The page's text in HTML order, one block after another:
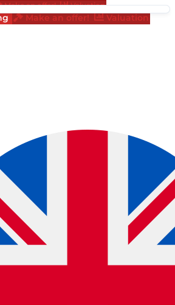
Make an offer! Valuation
Make an offer!
Valuation